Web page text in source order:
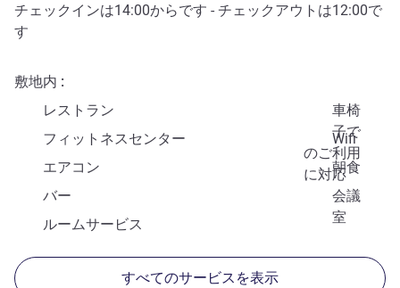
チェックインは14:00からです - チェックアウトは12:00で
す
敷地内
レストラン
車椅
子で
のご利用
に対応
フィットネスセンター
Wifi
エアコン
朝食
バー
会議
室
ルームサービス
すべてのサービスを表示